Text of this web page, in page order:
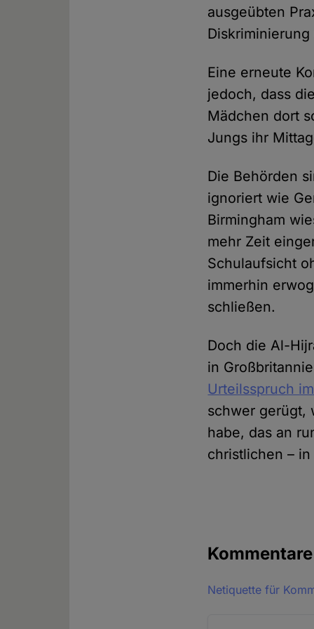
ausgeübten
Eine erneute
jedoch, dass
Mädchen dort
Jungs ihr
Die Behörden
ignoriert wie
Birmingham
mehr Zeit
Schulaufsicht
immerhin
schließen.
Doch die Al-
in
Urteilsspruch
schwer gerügt,
habe, das an
christlichen –
Kommentare
Netiquette für